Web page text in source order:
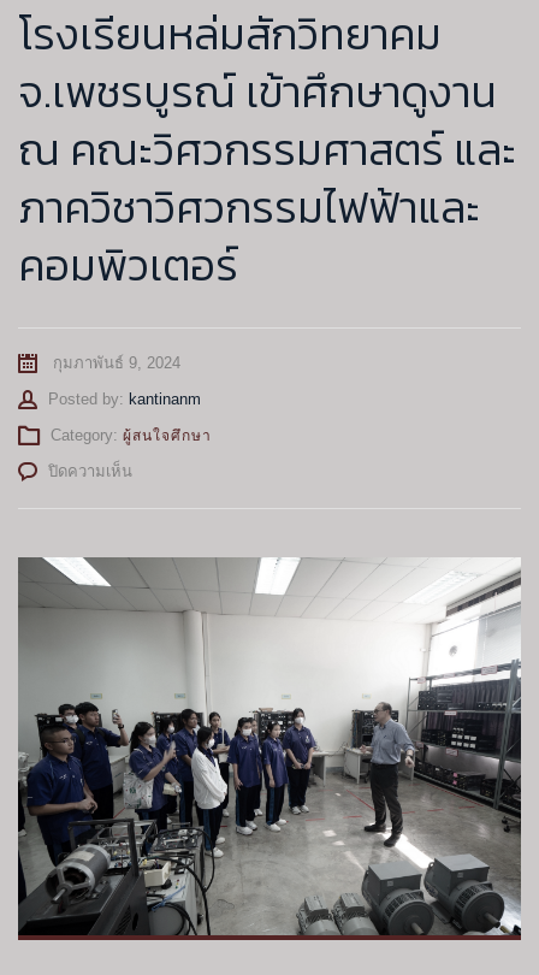
โรงเรียนหล่มสักวิทยาคม
จ.เพชรบูรณ์ เข้าศึกษาดูงาน
ณ คณะวิศวกรรมศาสตร์ และ
ภาควิชาวิศวกรรมไฟฟ้าและ
คอมพิวเตอร์
กุมภาพันธ์ 9, 2024
Posted by: Author
kantinanm
Category: ผู้สนใจศึกษา
ปิดความเห็นบน
จ.เพชรบูรณ์
เข้า
ศึกษา
คณะ
วิศวกรรมศาสตร์
และ
ภาค
วิชา
วิศวกรรม
ไฟฟ้า
และ
คอมพิวเตอร์